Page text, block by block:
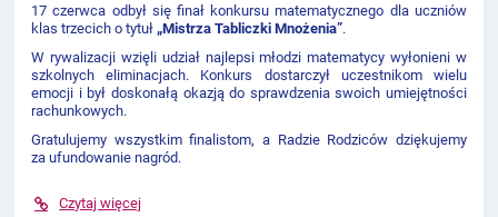
17 czerwca odbył się finał konkursu matematycznego dla uczniów
klas trzecich o tytuł „Mistrza Tabliczki Mnożenia”.
W rywalizacji wzięli udział najlepsi młodzi matematycy wyłonieni w
szkolnych eliminacjach. Konkurs dostarczył uczestnikom wielu
emocji i był doskonałą okazją do sprawdzenia swoich umiejętności
rachunkowych.
Gratulujemy wszystkim finalistom, a Radzie Rodziców dziękujemy
za ufundowanie nagród.
Czytaj więcej